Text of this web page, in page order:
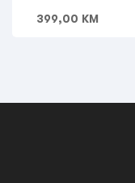
399,00 KM